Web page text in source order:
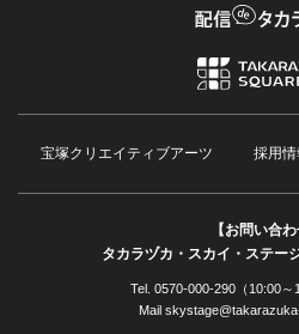
宝塚クリエイティブアーツ 採用情
【お問い合わ
タカラヅカ・スカイ・ステー
Tel. 0570-000-290（10:00
Mail